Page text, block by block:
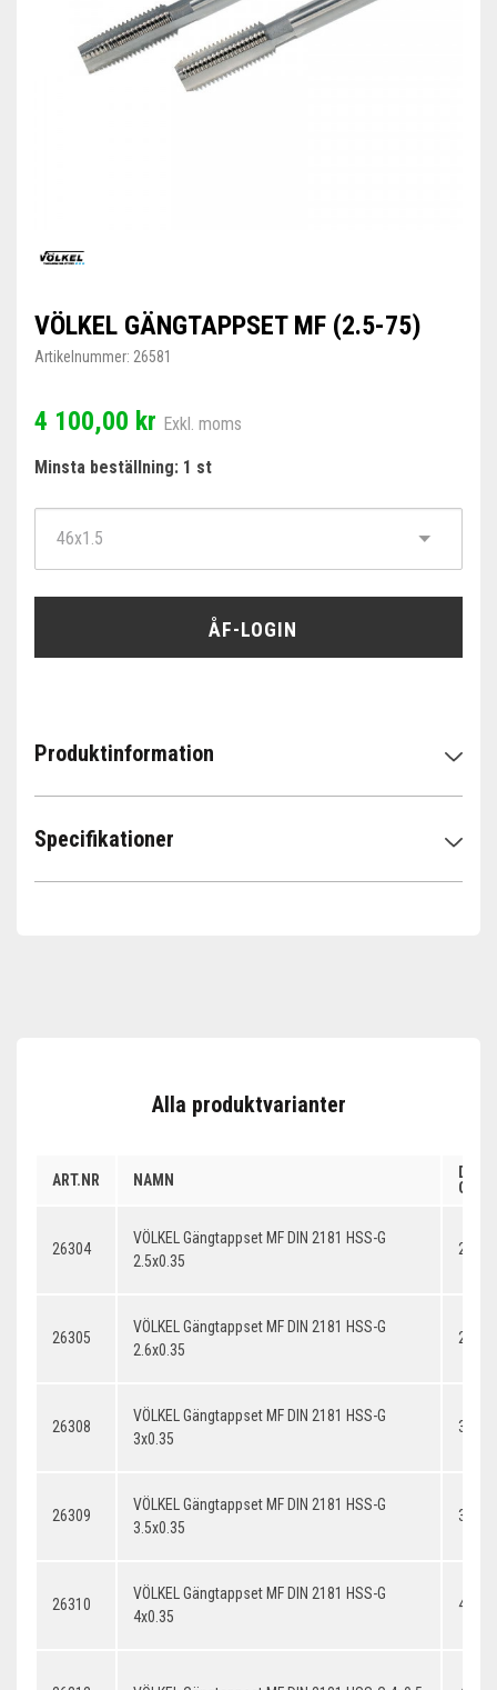
VÖLKEL GÄNGTAPPSET MF (2.5-75)
Artikelnummer: 26581
4 100,00 kr Exkl. moms
Minsta beställning: 1 st
ÅF-LOGIN
Produktinformation
Specifikationer
Alla produktvarianter
ART.NR NAMN
26304
VÖLKEL Gängtappset MF DIN 2181 HSS-G
2.5x0.35
26305
VÖLKEL Gängtappset MF DIN 2181 HSS-G
2.6x0.35
26308
VÖLKEL Gängtappset MF DIN 2181 HSS-G
3x0.35
26309
VÖLKEL Gängtappset MF DIN 2181 HSS-G
3.5x0.35
26310
VÖLKEL Gängtappset MF DIN 2181 HSS-G
4x0.35